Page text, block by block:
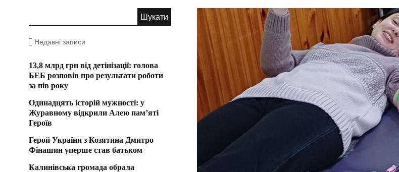
Недавні записи
13,8 млрд грн від детінізації: голова
БЕБ розповів про результати роботи
за пів року
Одинадцять історій мужності: у
Журавному відкрили Алею пам’яті
Героїв
Герой України з Козятина Дмитро
Фінашин уперше став батьком
Калинівська громада обрала